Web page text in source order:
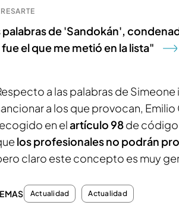
palabras de 'Sandokán',
el que me metió en la lista"
a las palabras de
a los que provocan,
en elartículo 98de
los profesionales no podrán
claro este concepto es muy
Actualidad Actualidad